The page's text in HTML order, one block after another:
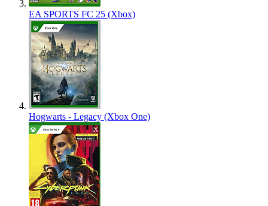
EA SPORTS FC 25 (Xbox)
Hogwarts - Legacy (Xbox One)